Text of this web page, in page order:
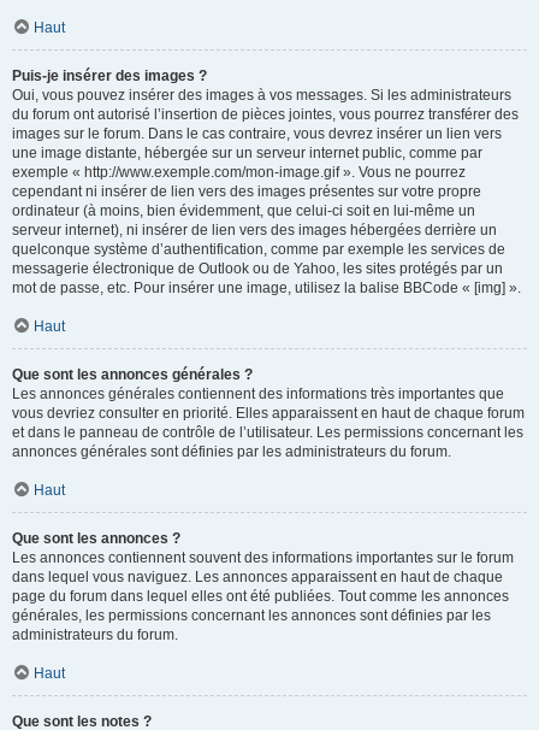
Haut
Puis-je insérer des images ?
Oui, vous pouvez insérer des images à vos messages. Si les administrateurs
du forum ont autorisé l’insertion de pièces jointes, vous pourrez transférer des
images sur le forum. Dans le cas contraire, vous devrez insérer un lien vers
une image distante, hébergée sur un serveur internet public, comme par
exemple « http://www.exemple.com/mon-image.gif ». Vous ne pourrez
cependant ni insérer de lien vers des images présentes sur votre propre
ordinateur (à moins, bien évidemment, que celui-ci soit en lui-même un
serveur internet), ni insérer de lien vers des images hébergées derrière un
quelconque système d’authentification, comme par exemple les services de
messagerie électronique de Outlook ou de Yahoo, les sites protégés par un
mot de passe, etc. Pour insérer une image, utilisez la balise BBCode « [img] ».
Haut
Que sont les annonces générales ?
Les annonces générales contiennent des informations très importantes que
vous devriez consulter en priorité. Elles apparaissent en haut de chaque forum
et dans le panneau de contrôle de l’utilisateur. Les permissions concernant les
annonces générales sont définies par les administrateurs du forum.
Haut
Que sont les annonces ?
Les annonces contiennent souvent des informations importantes sur le forum
dans lequel vous naviguez. Les annonces apparaissent en haut de chaque
page du forum dans lequel elles ont été publiées. Tout comme les annonces
générales, les permissions concernant les annonces sont définies par les
administrateurs du forum.
Haut
Que sont les notes ?